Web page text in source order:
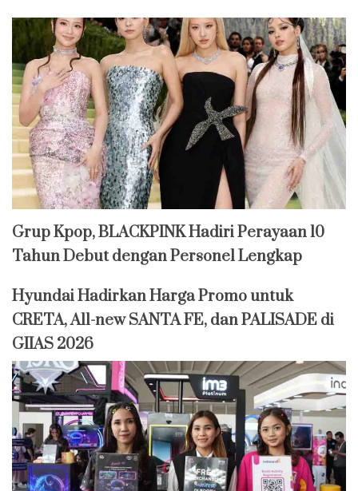
Grup Kpop, BLACKPINK Hadiri Perayaan 10
Tahun Debut dengan Personel Lengkap
Hyundai Hadirkan Harga Promo untuk
CRETA, All-new SANTA FE, dan PALISADE di
GIIAS 2026